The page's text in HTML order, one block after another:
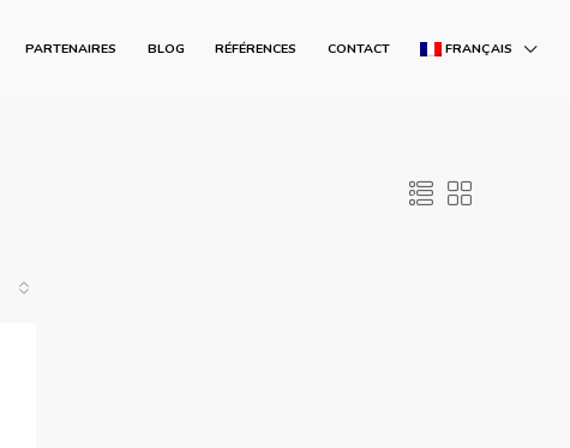
PARTENAIRES BLOG RÉFÉRENCES CONTACT FRANÇAIS